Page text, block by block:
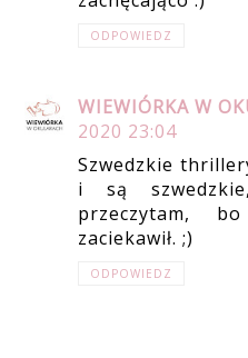
ODPOWIEDZ
WIEWIÓRKA W
2020 23:04
Szwedzkie
i są
przeczytam,
zaciekawił. ;)
ODPOWIEDZ